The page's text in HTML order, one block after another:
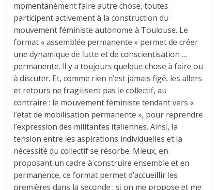
momentanément faire autre chose, toutes
participent activement à la construction du
mouvement féministe autonome à Toulouse. Le
format « assemblée permanente » permet de créer
une dynamique de lutte et de conscientisation …
permanente. Il y a toujours quelque chose à faire ou
à discuter. Et, comme rien n’est jamais figé, les allers
et retours ne fragilisent pas le collectif, au
contraire : le mouvement féministe tendant vers «
l’état de mobilisation permanente », pour reprendre
l’expression des militantes italiennes. Ainsi, la
tension entre les aspirations individuelles et la
nécessité du collectif se résorbe. Mieux, en
proposant un cadre à construire ensemble et en
permanence, ce format permet d’accueillir les
premières dans la seconde : si on me propose et me